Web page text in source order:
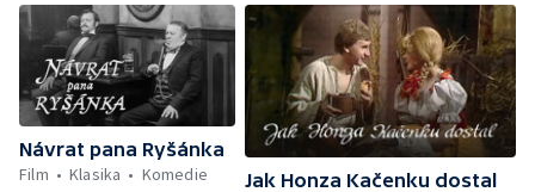
Návrat pana Ryšánka
Film
Klasika Komedie
Jak Honza Kačenku dostal